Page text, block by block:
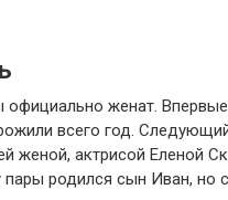
женат.
всего год.
женой, актрисой Еленой
родился сын Иван, но